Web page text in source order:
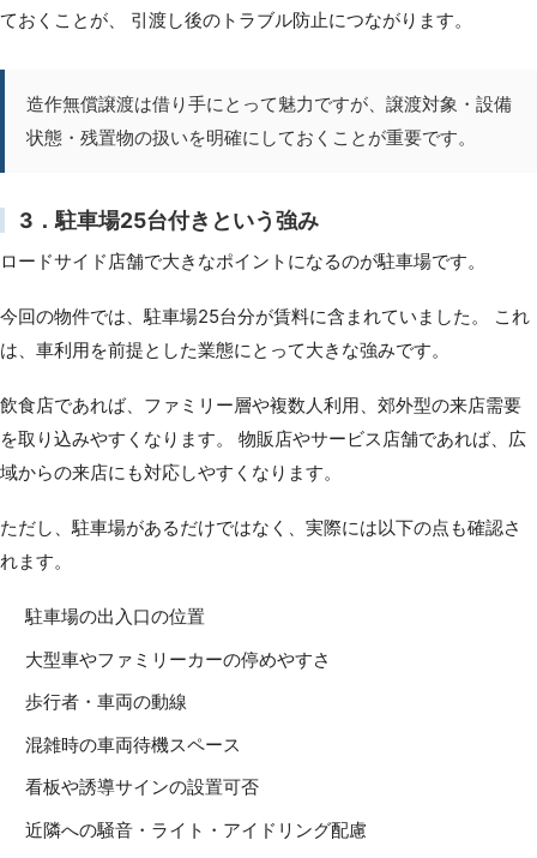
ておくことが、 引渡し後のトラブル防止につながります。
造作無償譲渡は借り手にとって魅力ですが、譲渡対象・設備
状態・残置物の扱いを明確にしておくことが重要です。
3．駐車場25台付きという強み
ロードサイド店舗で大きなポイントになるのが駐車場です。
今回の物件では、駐車場25台分が賃料に含まれていました。 これ
は、車利用を前提とした業態にとって大きな強みです。
飲食店であれば、ファミリー層や複数人利用、郊外型の来店需要
を取り込みやすくなります。 物販店やサービス店舗であれば、広
域からの来店にも対応しやすくなります。
ただし、駐車場があるだけではなく、実際には以下の点も確認さ
れます。
駐車場の出入口の位置
大型車やファミリーカーの停めやすさ
歩行者・車両の動線
混雑時の車両待機スペース
看板や誘導サインの設置可否
近隣への騒音・ライト・アイドリング配慮